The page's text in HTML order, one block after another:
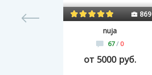
869
nuja
67/ 0
от 5000 руб.